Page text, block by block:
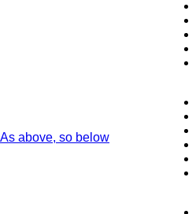
As above, so below